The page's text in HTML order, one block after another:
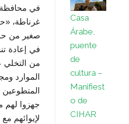
في محافظة
غرناطة،
في إعادة
من التخلي
الموارد
جهزوا لهم
لإيوائهم
Casa
Árabe,
puente
de
cultura –
Manifiest
o de
CIHAR